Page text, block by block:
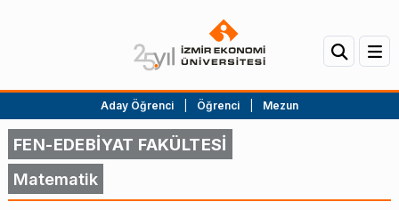
Aday Öğrenci Öğrenci Mezun
FEN-EDEBİYAT FAKÜLTESİ
Matematik